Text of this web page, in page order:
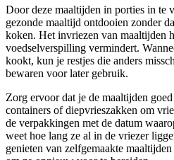
Door deze maaltijden in porties in te
gezonde maaltijd ontdooien zonder
koken. Het invriezen van maaltijden
voedselverspilling vermindert.
kookt, kun je restjes die anders
bewaren voor later gebruik.
Zorg ervoor dat je de maaltijden
containers of diepvrieszakken om
de verpakkingen met de datum
weet hoe lang ze al in de vriezer
genieten van zelfgemaakte